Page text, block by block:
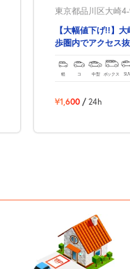
東京都品川区大崎
【大幅値下げ!!】
歩圏内でアクセス
軽 コ 中型 ボックス
¥1,600 / 24h